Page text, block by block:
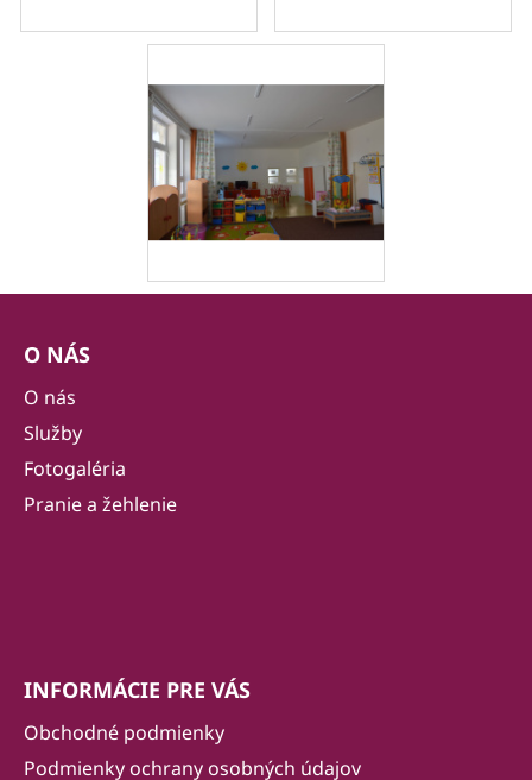
O NÁS
O nás
Služby
Fotogaléria
Pranie a žehlenie
INFORMÁCIE PRE VÁS
Obchodné podmienky
Podmienky ochrany osobných údajov